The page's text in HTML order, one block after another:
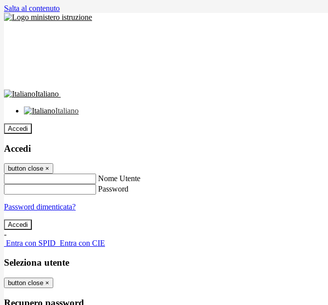
Salta al contenuto
Italiano
Italiano
Accedi
Accedi
button close ×
Nome Utente
Password
Password dimenticata?
-
Entra con SPID Entra con CIE
Seleziona utente
button close ×
Recupero password